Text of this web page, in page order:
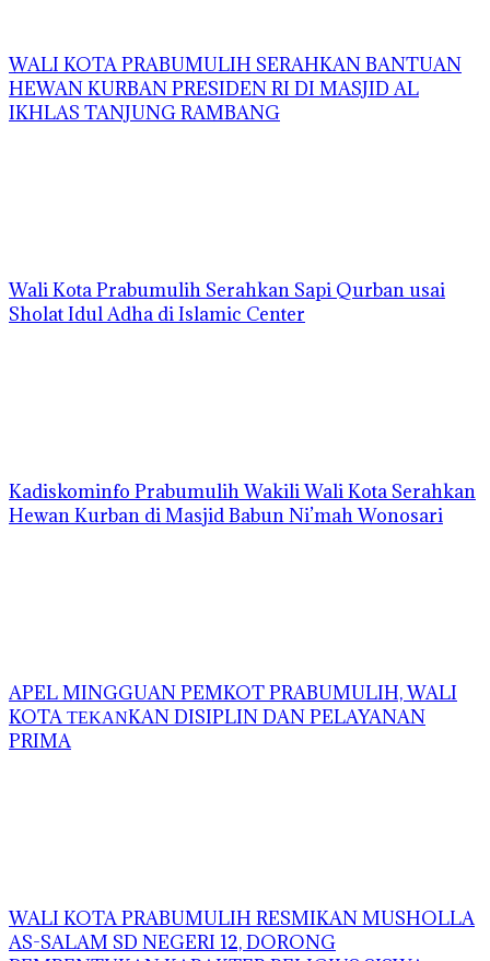
WALI KOTA PRABUMULIH SERAHKAN BANTUAN
HEWAN KURBAN PRESIDEN RI DI MASJID AL
IKHLAS TANJUNG RAMBANG
Wali Kota Prabumulih Serahkan Sapi Qurban usai
Sholat Idul Adha di Islamic Center
Kadiskominfo Prabumulih Wakili Wali Kota Serahkan
Hewan Kurban di Masjid Babun Ni’mah Wonosari
APEL MINGGUAN PEMKOT PRABUMULIH, WALI
KOTA ΤΕΚΑΝKAN DISIPLIN DAN PELAYANAN
PRIMA
WALI KOTA PRABUMULIH RESMIKAN MUSHOLLA
AS-SALAM SD NEGERI 12, DORONG